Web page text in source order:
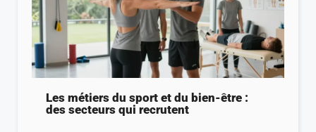
Les métiers du sport et du bien-être :
des secteurs qui recrutent